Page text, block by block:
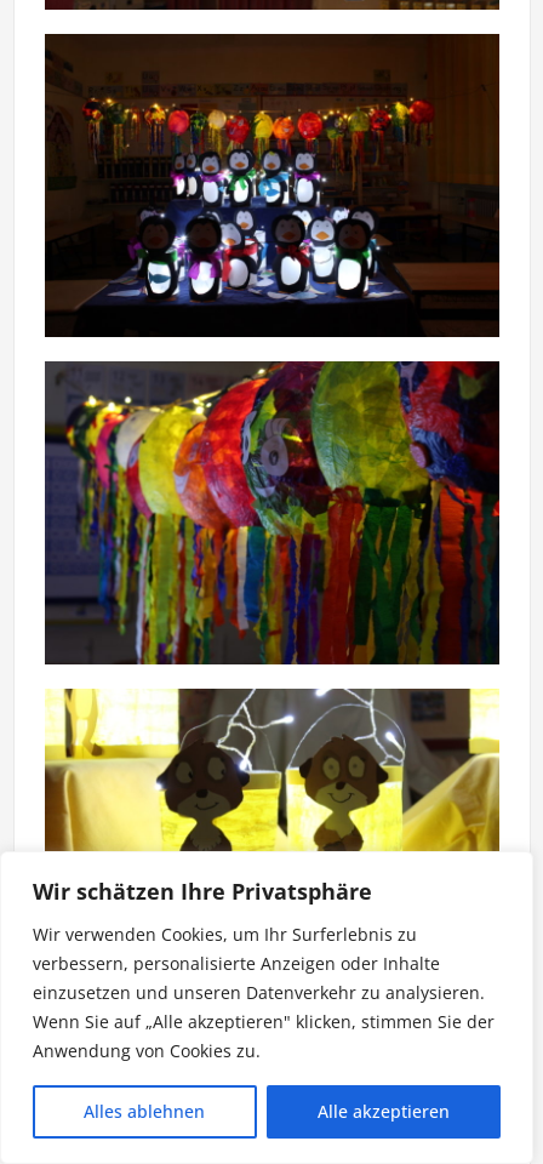
Wir schätzen Ihre Privatsphäre
Wir verwenden Cookies, um Ihr Surferlebnis zu
verbessern, personalisierte Anzeigen oder Inhalte
einzusetzen und unseren Datenverkehr zu analysieren.
Wenn Sie auf „Alle akzeptieren" klicken, stimmen Sie der
Anwendung von Cookies zu.
Alles ablehnen Alle akzeptieren
St. Martin 2017